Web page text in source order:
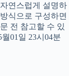
연스럽게 설명하
식으로 구성하면
전 참고할 수 있
01일 23시04분